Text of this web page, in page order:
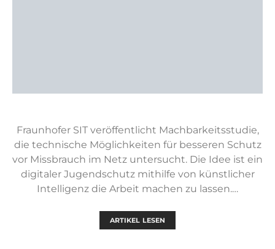
Fraunhofer SIT veröffentlicht Machbarkeitsstudie,
die technische Möglichkeiten für besseren Schutz
vor Missbrauch im Netz untersucht. Die Idee ist ein
digitaler Jugendschutz mithilfe von künstlicher
Intelligenz die Arbeit machen zu lassen.…
ARTIKEL LESEN